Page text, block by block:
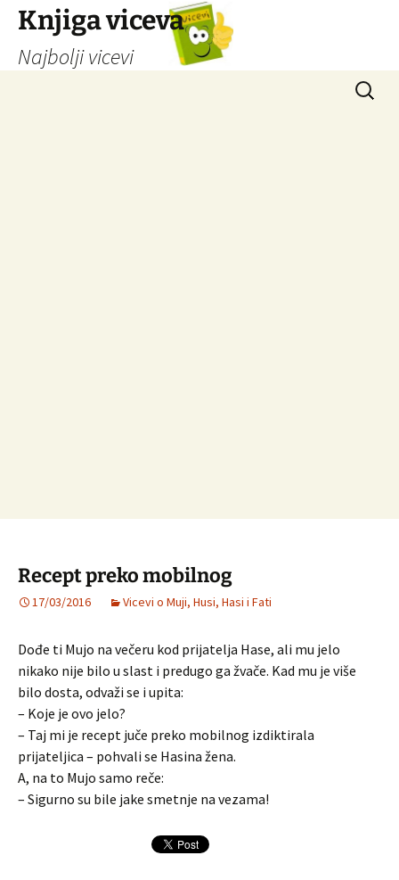
Knjiga viceva
Najbolji vicevi
Recept preko mobilnog
17/03/2016 Vicevi o Muji, Husi, Hasi i Fati
Dođe ti Mujo na večeru kod prijatelja Hase, ali mu jelo
nikako nije bilo u slast i predugo ga žvače. Kad mu je više
bilo dosta, odvaži se i upita:
– Koje je ovo jelo?
– Taj mi je recept juče preko mobilnog izdiktirala
prijateljica – pohvali se Hasina žena.
A, na to Mujo samo reče:
– Sigurno su bile jake smetnje na vezama!